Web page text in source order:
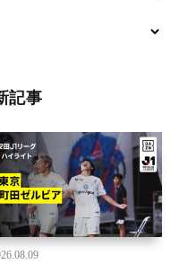
記事